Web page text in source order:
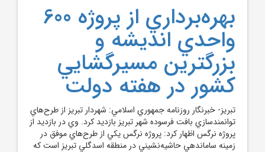
بهره‌برداري از پروژه 600
واحدي انديشه و
بزرگترين مسيرگشايي
کشور در هفته دولت
تبريز- خبرنگار روزنامه جمهوري اسلامي: شهردار تبريز از طرح‌هاي
توانمندسازي بافت فرسوده شهر تبريز بازديد کرد. وي در بازديد از
پروژه نرگس اظهار کرد: پروژه نرگس يکي از طرح‌هاي موفق در
زمينه ساماندهي حاشيه‌نشيني در منطقه اسدگلي تبريز است که